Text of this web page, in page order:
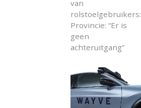
van
rolstoelgebruikers:
Provincie: “Er is
geen
achteruitgang”